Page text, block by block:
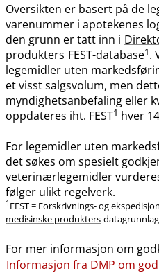
Oversikten er basert på de
varenummer i apotekenes
den grunn er tatt inn i
produkters FEST-database1.
legemidler uten
et visst salgsvolum, men
myndighetsanbefaling eller
oppdateres iht. FEST1 hver
For legemidler uten
det søkes om spesielt
veterinærlegemidler
følger ulikt regelverk.
1 FEST = Forskrivnings- og
medisinske produkters
For mer informasjon om
Informasjon fra DMP om